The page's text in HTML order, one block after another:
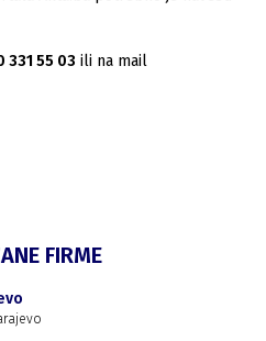
331 55 03 ili na mail
FIRME